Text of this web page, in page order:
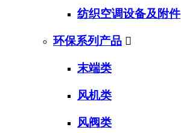
纺织空调设备及附件
环保系列产品 
末端类
风机类
风阀类